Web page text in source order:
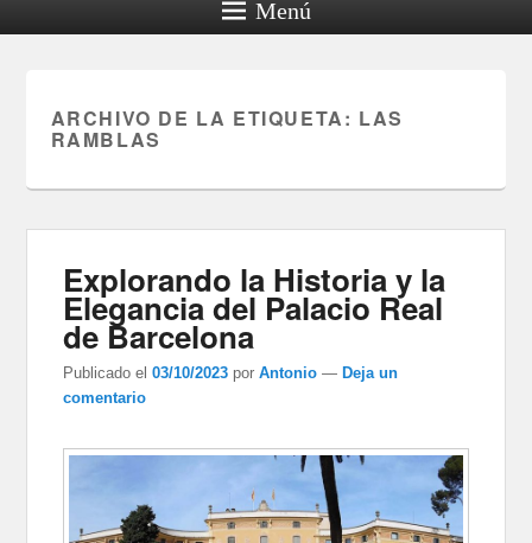
Menú
ARCHIVO DE LA ETIQUETA: LAS
RAMBLAS
Explorando la Historia y la
Elegancia del Palacio Real
de Barcelona
Publicado el 03/10/2023 porAntonio — Deja un
comentario